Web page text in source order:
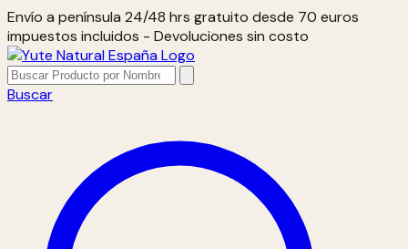
Envío a península 24/48 hrs gratuito desde 70 euros
impuestos incluidos - Devoluciones sin costo
Buscar